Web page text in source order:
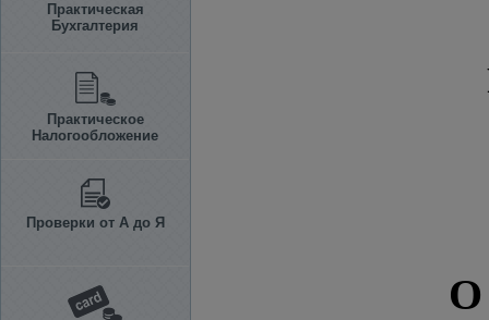
Практическая
Бухгалтерия
Практическое
Налогообложение
Проверки от А до Я